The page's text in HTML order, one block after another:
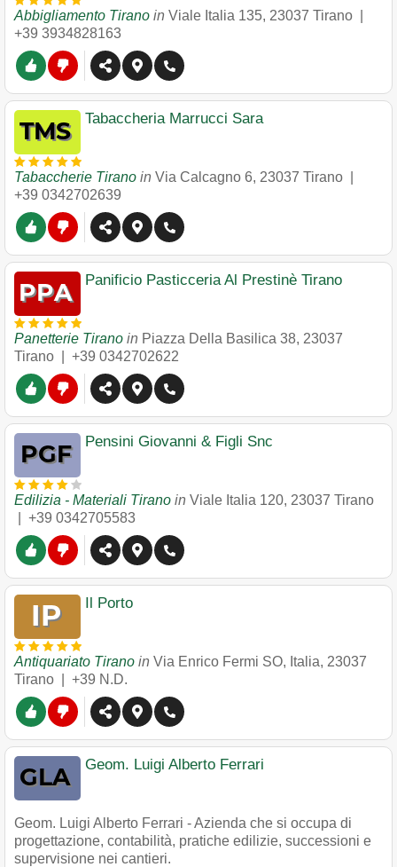
Abbigliamento Tirano in Viale Italia 135, 23037 Tirano
+39 3934828163
Tabaccheria Marrucci Sara
Tabaccherie Tirano in Via Calcagno 6, 23037 Tirano
+39 0342702639
Panificio Pasticceria Al Prestinè Tirano
Panetterie Tirano in Piazza Della Basilica 38, 23037
Tirano
+39 0342702622
Pensini Giovanni & Figli Snc
Edilizia - Materiali Tirano in Viale Italia 120, 23037 Tirano
+39 0342705583
Il Porto
Antiquariato Tirano in Via Enrico Fermi SO, Italia, 23037
Tirano
+39 N.D.
Geom. Luigi Alberto Ferrari
Geom. Luigi Alberto Ferrari - Azienda che si occupa di
progettazione, contabilità, pratiche edilizie, successioni e
supervisione nei cantieri.